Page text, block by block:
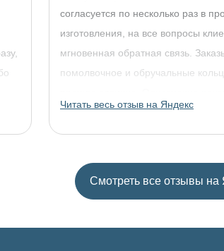
согласуется по несколько раз в
изготовления, на все вопросы
мгновенная обратная связь.
помолвочное и обручальные
Читать весь отзыв на Яндекс
Смотреть все отзывы на